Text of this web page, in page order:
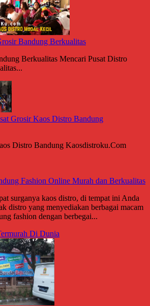
Bandung Berkualitas
Berkualitas Mencari Pusat Distro
Grosir Kaos Distro Bandung
Distro Bandung Kaosdistroku.Com
Fashion Online Murah dan Berkualitas
surganya kaos distro, di tempat ini Anda
distro yang menyediakan berbagai macam
fashion dengan berbegai...
Di Dunia